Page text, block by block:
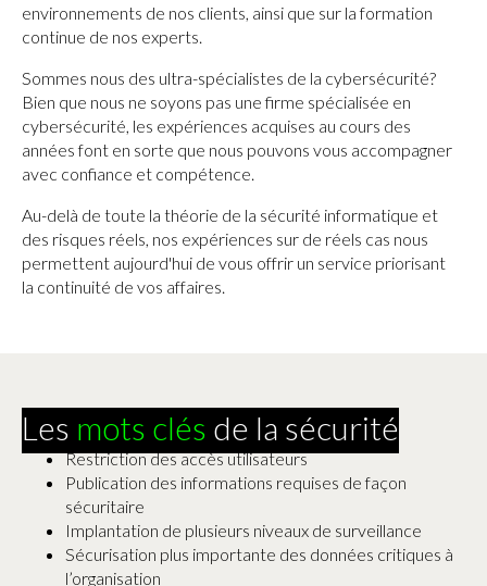
environnements de nos clients, ainsi que sur la formation
continue de nos experts.
Sommes nous des ultra-spécialistes de la cybersécurité?
Bien que nous ne soyons pas une firme spécialisée en
cybersécurité, les expériences acquises au cours des
années font en sorte que nous pouvons vous accompagner
avec confiance et compétence.
Au-delà de toute la théorie de la sécurité informatique et
des risques réels, nos expériences sur de réels cas nous
permettent aujourd'hui de vous offrir un service priorisant
la continuité de vos affaires.
Les mots clés de la sécurité
Restriction des accès utilisateurs
Publication des informations requises de façon
sécuritaire
Implantation de plusieurs niveaux de surveillance
Sécurisation plus importante des données critiques à
l’organisation